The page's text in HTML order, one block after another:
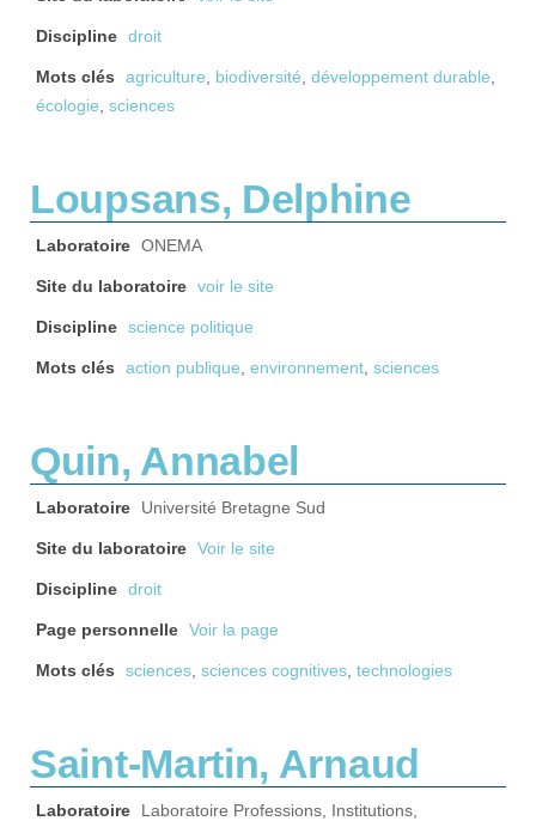
Discipline droit
Mots clés agriculture, biodiversité, développement durable,
écologie, sciences
Loupsans, Delphine
Laboratoire ONEMA
Site du laboratoire voir le site
Discipline science politique
Mots clés action publique, environnement, sciences
Quin, Annabel
Laboratoire Université Bretagne Sud
Site du laboratoire Voir le site
Discipline droit
Page personnelle Voir la page
Mots clés sciences, sciences cognitives, technologies
Saint-Martin, Arnaud
Laboratoire
Laboratoire Professions, Institutions,